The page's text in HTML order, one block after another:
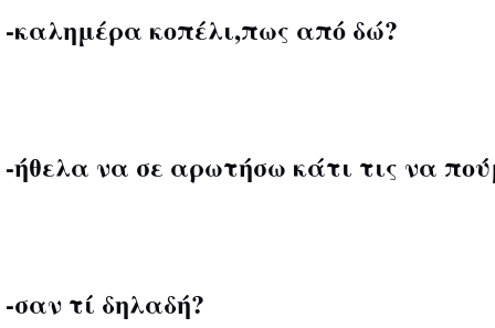
-καλημέρα κοπέλι,πως από δώ?
-ήθελα να σε αρωτήσω κάτι τις να
-σαν τί δηλαδή?